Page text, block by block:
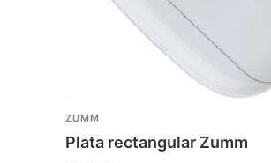
ZUMM
Plata rectangular Zumm